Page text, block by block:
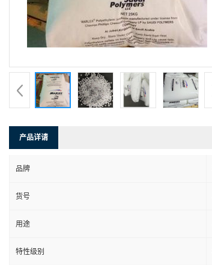
产品详请
品牌
货号
用途
特性级别